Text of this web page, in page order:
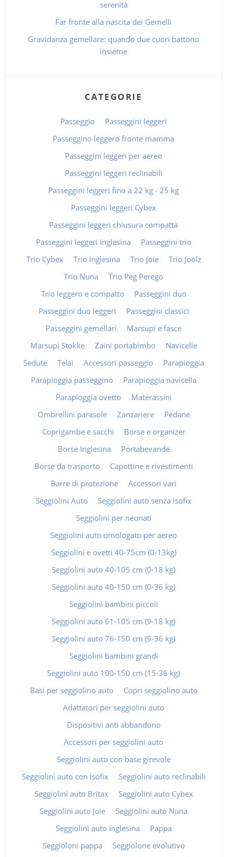
serenità
Far fronte alla nascita dei Gemelli
Gravidanza gemellare: quando due cuori battono
insieme
CATEGORIE
Passeggio
Passeggini leggeri
Passeggino leggero fronte mamma
Passeggini leggeri per aereo
Passeggini leggeri reclinabili
Passeggini leggeri fino a 22 kg - 25 kg
Passeggini leggeri Cybex
Passeggini leggeri chiusura compatta
Passeggini leggeri Inglesina
Passeggini trio
Trio Cybex
Trio Inglesina Trio Joie
Trio Joolz
Trio Nuna
Trio Peg Perego
Trio leggero e compatto
Passeggini duo
Passeggini duo leggeri
Passeggini classici
Passeggini gemellari
Marsupi e fasce
Marsupi Stokke
Zaini portabimbo
Navicelle
Sedute
Telai Accessori passeggio
Parapioggia
Parapioggia passeggino
Parapioggia navicella
Parapioggia ovetto
Materassini
Ombrellini parasole
Zanzariere
Pedane
Coprigambe e sacchi
Borse e organizer
Borse Inglesina
Portabevande
Borse da trasporto
Capottine e rivestimenti
Barre di protezione
Accessori vari
Seggiolini Auto
Seggiolini auto senza isofix
Seggiolini per neonati
Seggiolini auto omologato per aereo
Seggiolini e ovetti 40-75cm (0-13kg)
Seggiolini auto 40-105 cm (0-18 kg)
Seggiolini auto 40-150 cm (0-36 kg)
Seggiolini bambini piccoli
Seggiolini auto 61-105 cm (9-18 kg)
Seggiolini auto 76-150 cm (9-36 kg)
Seggiolini bambini grandi
Seggiolini auto 100-150 cm (15-36 kg)
Basi per seggiolino auto
Copri seggiolino auto
Adattatori per seggiolini auto
Dispositivi anti abbandono
Accessori per seggiolini auto
Seggiolini auto con base girevole
Seggiolini auto con Isofix
Seggiolini auto reclinabili
Seggiolini auto Britax
Seggiolini auto Cybex
Seggiolini auto Joie
Seggiolini auto Nuna
Seggiolini auto Inglesina
Pappa
Seggioloni pappa
Seggiolone evolutivo